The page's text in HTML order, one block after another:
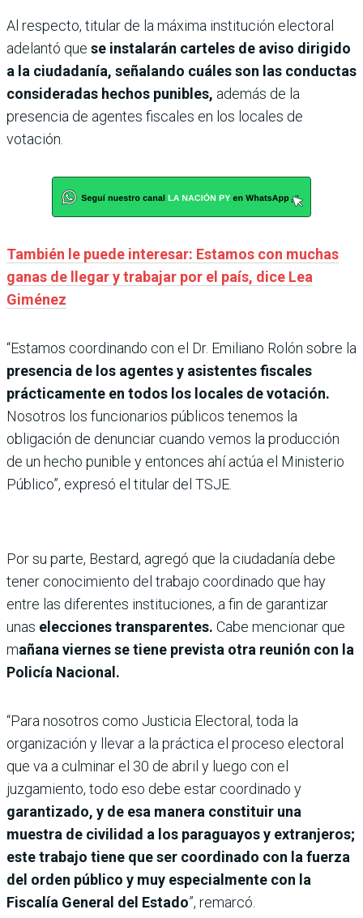
Al respecto, titular de la máxima institución electoral
adelantó que se instalarán carteles de aviso dirigido
a la ciudadanía, señalando cuáles son las conductas
consideradas hechos punibles, además de la
presencia de agentes fiscales en los locales de
votación.
También le puede interesar: Estamos con muchas
ganas de llegar y trabajar por el país, dice Lea
Giménez
“Estamos coordinando con el Dr. Emiliano Rolón sobre la
presencia de los agentes y asistentes fiscales
prácticamente en todos los locales de votación.
Nosotros los funcionarios públicos tenemos la
obligación de denunciar cuando vemos la producción
de un hecho punible y entonces ahí actúa el Ministerio
Público”, expresó el titular del TSJE.
Por su parte, Bestard, agregó que la ciudadanía debe
tener conocimiento del trabajo coordinado que hay
entre las diferentes instituciones, a fin de garantizar
unas elecciones transparentes. Cabe mencionar que
mañana viernes se tiene prevista otra reunión con la
Policía Nacional.
“Para nosotros como Justicia Electoral, toda la
organización y llevar a la práctica el proceso electoral
que va a culminar el 30 de abril y luego con el
juzgamiento, todo eso debe estar coordinado y
garantizado, y de esa manera constituir una
muestra de civilidad a los paraguayos y extranjeros;
este trabajo tiene que ser coordinado con la fuerza
del orden público y muy especialmente con la
Fiscalía General del Estado”, remarcó.